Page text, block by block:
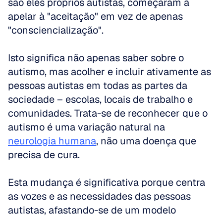
apelar à "aceitação" em vez de apenas
"consciencialização".
Isto significa não apenas saber sobre o
autismo, mas acolher e incluir ativamente as
pessoas autistas em todas as partes da
sociedade – escolas, locais de trabalho e
comunidades. Trata-se de reconhecer que o
neurologia humana, não uma doença que
precisa de cura.
Esta mudança é significativa porque centra
as vozes e as necessidades das pessoas
autistas, afastando-se de um modelo